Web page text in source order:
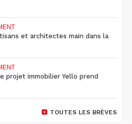
et architectes main dans la
projet immobilier Yello prend
TOUTES LES BRÈVES